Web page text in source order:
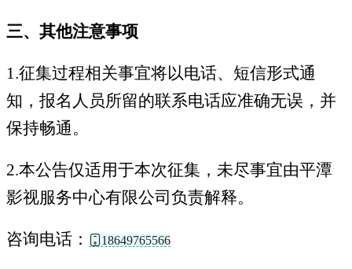
三、其他注意事项
1.征集过程相关事宜将以电话、短信形式通
知，报名人员所留的联系电话应准确无误，并
保持畅通。
2.本公告仅适用于本次征集，未尽事宜由平潭
影视服务中心有限公司负责解释。
咨询电话： 18649765566